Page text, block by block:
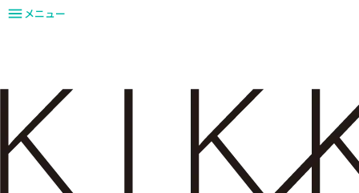
メニュー